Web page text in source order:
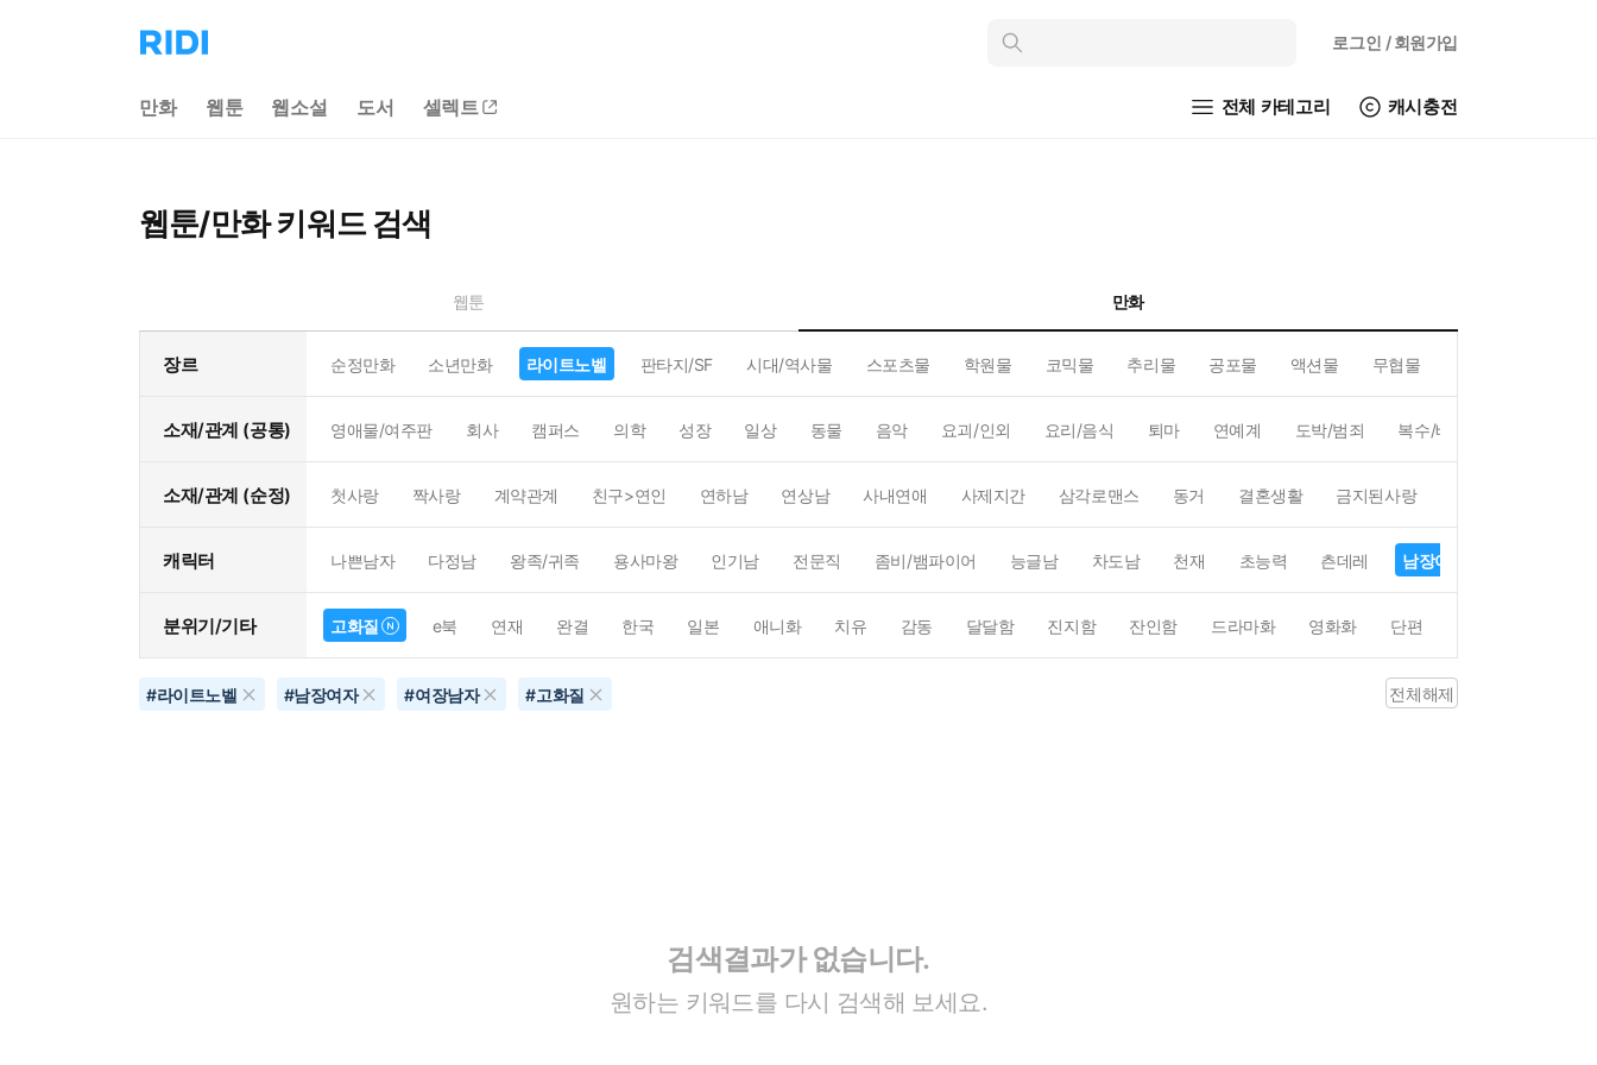
리
디
으
인
로그인 / 회원가입
만화 웹툰 웹소설 도서 셀렉트 전체 카테고리 캐시충전
웹툰/만화 키워드 검색
웹툰 만화
장르 순정만화 소년만화 라이트노벨 판타지/SF 시대/역사물 스포츠물 학원물 코믹물 추리물 공포물 액션물 무협물
소재/관계 (공통) 영애물/여주판 회사 캠퍼스 의학 성장 일상 동물 음악 요괴/인외 요리/음식 퇴마 연예계 도박/범죄 복수/배신
소재/관계 (순정) 첫사랑 짝사랑 계약관계 친구>연인 연하남 연상남 사내연애 사제지간 삼각로맨스 동거 결혼생활 금지된사랑
캐릭터 나쁜남자 다정남 왕족/귀족 용사마왕 인기남 전문직 좀비/뱀파이어 능글남 차도남 천재 초능력 츤데레 남장여자
분위기/기타 고화질 e북 연재 완결 한국 일본 애니화 치유 감동 달달함 진지함 잔인함 드라마화 영화화 단편
#라이트노벨 #남장여자 #여장남자 #고화질 전체해제
검색결과가 없습니다.
원하는 키워드를 다시 검색해 보세요.